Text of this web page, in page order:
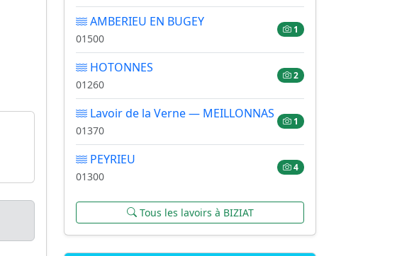
AMBERIEU EN BUGEY
01500
1
HOTONNES
01260
2
Lavoir de la Verne — MEILLONNAS
01370
1
PEYRIEU
01300
4
Tous les lavoirs à BIZIAT